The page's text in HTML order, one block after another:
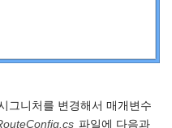
그니처를 변경해서 매개변수
파일에 다음과